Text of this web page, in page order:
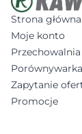
Strona główna
Moje konto
Przechowalnia
Porównywarka
Zapytanie
Promocje